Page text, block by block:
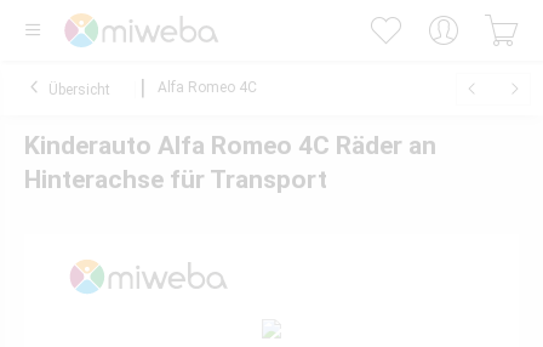
Übersicht Alfa Romeo 4C
Kinderauto Alfa Romeo 4C Räder an
Hinterachse für Transport